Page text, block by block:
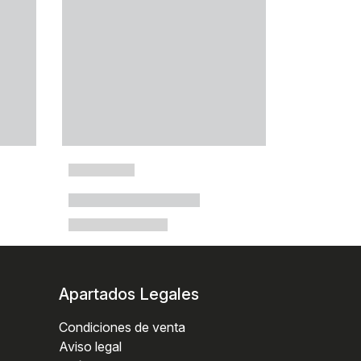
Apartados Legales
Condiciones de venta
Aviso legal